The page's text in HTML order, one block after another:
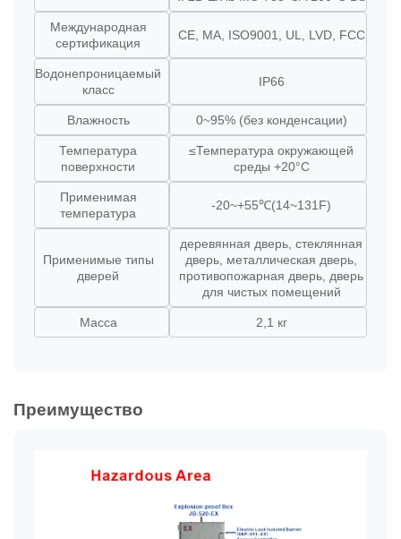
Международная
сертификация
CE, MA, ISO9001, UL, LVD, FCC
Водонепроницаемый
класс
IP66
Влажность 0~95% (без конденсации)
Температура
поверхности
≤Температура окружающей
среды +20°C
Применимая
температура
-20~+55℃(14~131F)
Применимые типы
дверей
деревянная дверь, стеклянная
дверь, металлическая дверь,
противопожарная дверь, дверь
для чистых помещений
Масса 2,1 кг
Преимущество